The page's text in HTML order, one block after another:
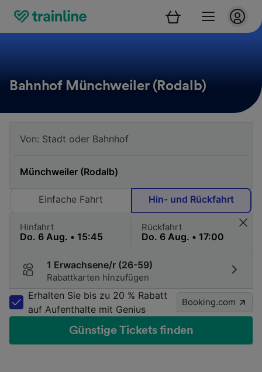
Bahnhof Münchweiler (Rodalb)
Einfache Fahrt Hin- und Rückfahrt
Hinfahrt Rückfahrt
1 Erwachsene/r (26-59)
Rabattkarten hinzufügen
Erhalten Sie bis zu 20 % Rabatt
auf Aufenthalte mit Genius
Booking.com
Günstige Tickets finden